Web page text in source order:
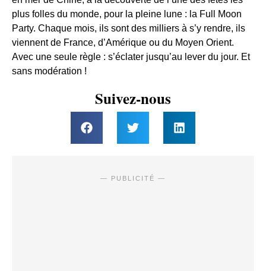
plus folles du monde, pour la pleine lune : la Full Moon
Party. Chaque mois, ils sont des milliers à s’y rendre, ils
viennent de France, d’Amérique ou du Moyen Orient.
Avec une seule règle : s’éclater jusqu’au lever du jour. Et
sans modération !
Suivez-nous
— PUBLICITÉ —